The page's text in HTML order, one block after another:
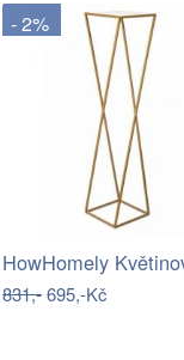
- 2%
831,-695,-Kč